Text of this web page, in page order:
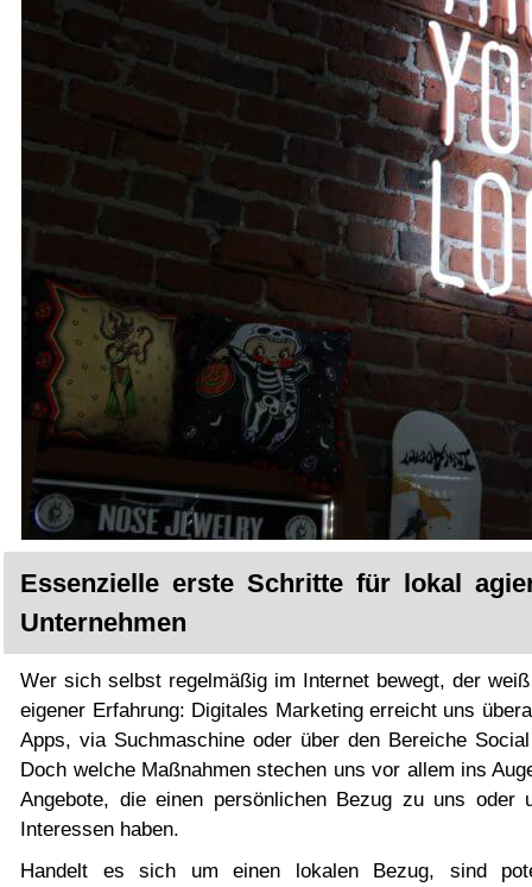
Essenzielle erste Schritte für lokal
Unternehmen
Wer sich selbst regelmäßig im Internet bewegt, der
eigener Erfahrung: Digitales Marketing erreicht uns
Apps, via Suchmaschine oder über den Bereiche
Doch welche Maßnahmen stechen uns vor allem ins
Angebote, die einen persönlichen Bezug zu uns oder
Interessen haben.
Handelt es sich um einen lokalen Bezug, sind